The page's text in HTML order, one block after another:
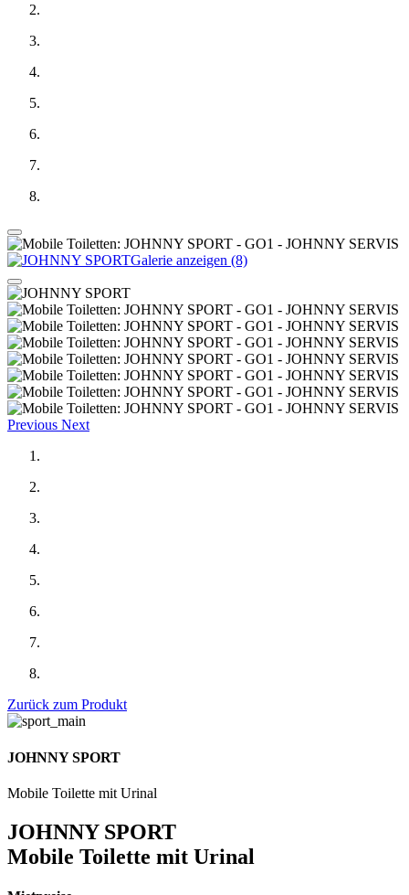
Galerie anzeigen (8)
Previous Next
Zurück zum Produkt
JOHNNY SPORT
Mobile Toilette mit Urinal
JOHNNY SPORT
Mobile Toilette mit Urinal